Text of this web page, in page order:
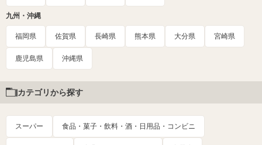
九州・沖縄
福岡県 佐賀県 長崎県 熊本県 大分県 宮崎県
鹿児島県 沖縄県
カテゴリから探す
スーパー 食品・菓子・飲料・酒・日用品・コンビニ